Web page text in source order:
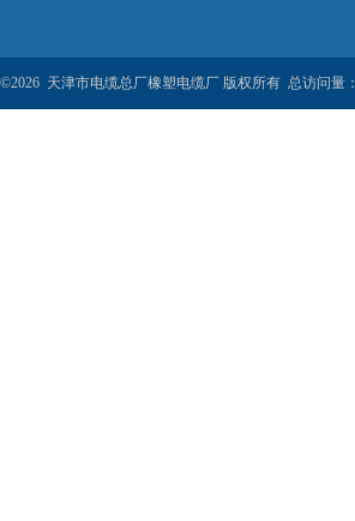
©2026 天津市电缆总厂橡塑电缆厂 版权所有 总访问量：